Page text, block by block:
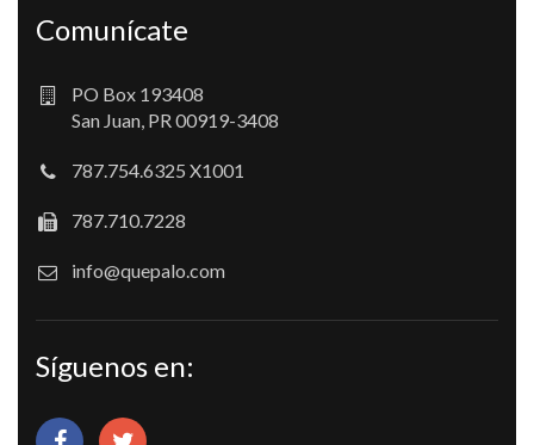
Comunícate
PO Box 193408
San Juan, PR 00919-3408
787.754.6325 X1001
787.710.7228
info@quepalo.com
Síguenos en: